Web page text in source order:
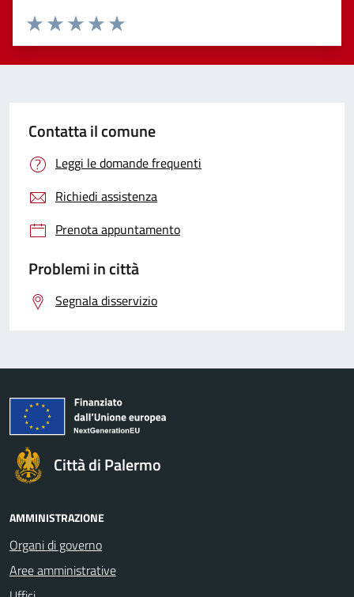
Valuta 5 stelle su 5
Valuta 4 stelle su 5
Valuta 3 stelle su 5
Valuta 2 stelle su 5
Valuta 1 stelle su 5
Contatta il comune
Leggi le domande frequenti
Richiedi assistenza
Prenota appuntamento
Problemi in città
Segnala disservizio
Città di Palermo
AMMINISTRAZIONE
Organi di governo
Aree amministrative